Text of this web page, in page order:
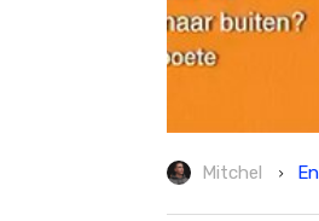
Mitchel